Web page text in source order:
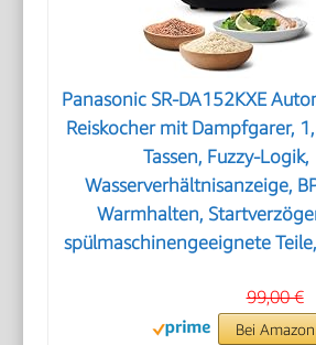
Panasonic SR-DA152KXE
Reiskocher mit Dampfgarer,
Tassen, Fuzzy-Logik,
Wasserverhältnisanzeige,
Warmhalten,
spülmaschinengeeignete
99,00 €
Bei